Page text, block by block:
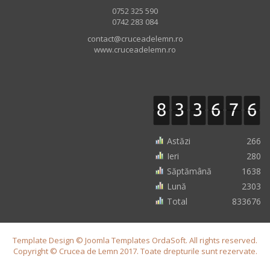
0752 325 590
0742 283 084
contact@cruceadelemn.ro
www.cruceadelemn.ro
Astăzi
266
Ieri
280
Săptămână
1638
Lună
2303
Total
833676
Template Design © Joomla Templates OrdaSoft. All rights reserved.
Copyright © Crucea de Lemn 2017. Toate drepturile sunt rezervate.